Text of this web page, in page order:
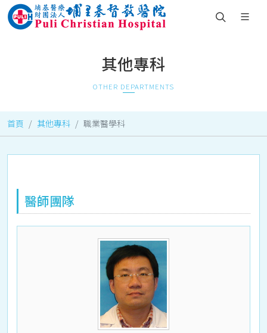
其他專科
OTHER DEPARTMENTS
首頁 其他專科 職業醫學科
醫師團隊